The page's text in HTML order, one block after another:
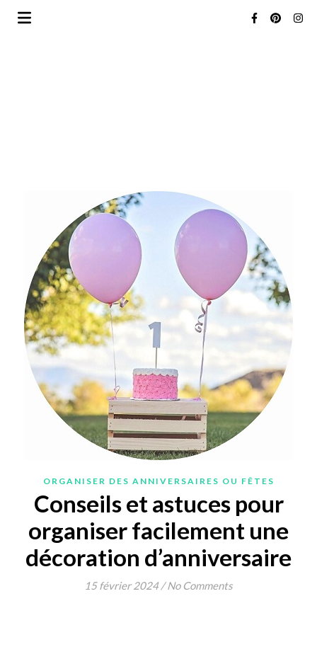
ORGANISER DES ANNIVERSAIRES OU FÊTES
Conseils et astuces pour
organiser facilement une
décoration d’anniversaire
15 février 2024 / No Comments